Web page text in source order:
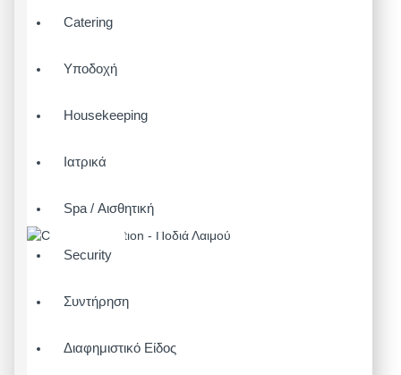
Catering
Υποδοχή
Housekeeping
Ιατρικά
Spa / Αισθητική
Security
Συντήρηση
Διαφημιστικό Είδος